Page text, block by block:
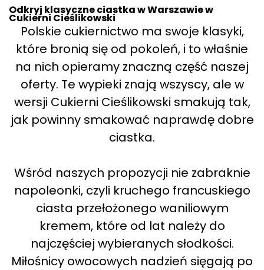
Odkryj klasyczne ciastka w Warszawie w
Cukierni Cieślikowski
Polskie cukiernictwo ma swoje klasyki,
które bronią się od pokoleń, i to właśnie
na nich opieramy znaczną część naszej
oferty. Te wypieki znają wszyscy, ale w
wersji Cukierni Cieślikowski smakują tak,
jak powinny smakować naprawdę dobre
ciastka.
Wśród naszych propozycji nie zabraknie
napoleonki, czyli kruchego francuskiego
ciasta przełożonego waniliowym
kremem, które od lat należy do
najczęściej wybieranych słodkości.
Miłośnicy owocowych nadzień sięgają po